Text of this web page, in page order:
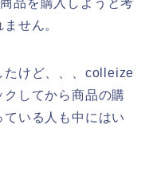
せん。
たけど、、、colleize
してから商品の購
いる人も中にはい